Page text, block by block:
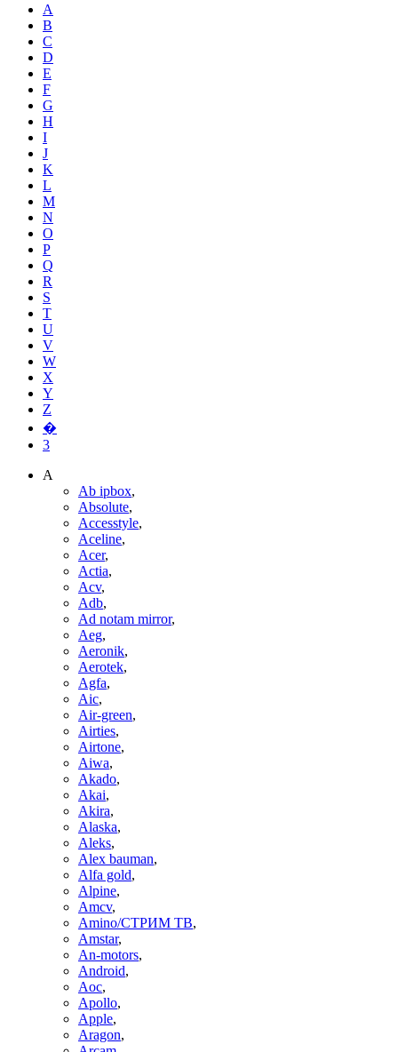
A
B
C
D
E
F
G
H
I
J
K
L
M
N
O
P
Q
R
S
T
U
V
W
X
Y
Z
�
3
A
Ab ipbox,
Absolute,
Accesstyle,
Aceline,
Acer,
Actia,
Acv,
Adb,
Ad notam mirror,
Aeg,
Aeronik,
Aerotek,
Agfa,
Aic,
Air-green,
Airties,
Airtone,
Aiwa,
Akado,
Akai,
Akira,
Alaska,
Aleks,
Alex bauman,
Alfa gold,
Alpine,
Amcv,
Amino/СТРИМ ТВ,
Amstar,
An-motors,
Android,
Aoc,
Apollo,
Apple,
Aragon,